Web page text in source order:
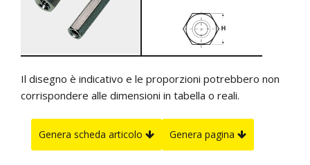
Il disegno è indicativo e le proporzioni potrebbero non
corrispondere alle dimensioni in tabella o reali.
Genera scheda articolo Genera pagina